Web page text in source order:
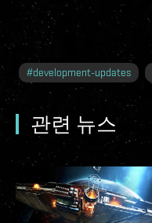
#development-updates
관련 뉴스